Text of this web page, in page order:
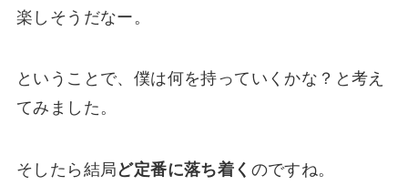
楽しそうだなー。
ということで、僕は何を持っていくかな？と考え
てみました。
そしたら結局 ど定番に落ち着く のですね。